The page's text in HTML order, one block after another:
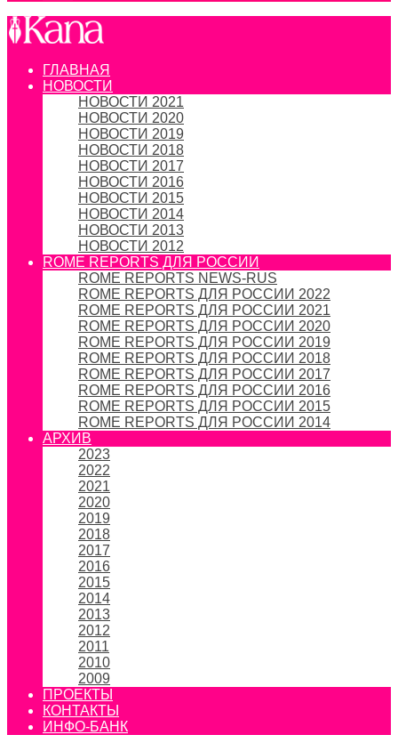
ГЛАВНАЯ
НОВОСТИ
НОВОСТИ 2021
НОВОСТИ 2020
НОВОСТИ 2019
НОВОСТИ 2018
НОВОСТИ 2017
НОВОСТИ 2016
НОВОСТИ 2015
НОВОСТИ 2014
НОВОСТИ 2013
НОВОСТИ 2012
ROME REPORTS ДЛЯ РОССИИ
ROME REPORTS NEWS-RUS
ROME REPORTS ДЛЯ РОССИИ 2022
ROME REPORTS ДЛЯ РОССИИ 2021
ROME REPORTS ДЛЯ РОССИИ 2020
ROME REPORTS ДЛЯ РОССИИ 2019
ROME REPORTS ДЛЯ РОССИИ 2018
ROME REPORTS ДЛЯ РОССИИ 2017
ROME REPORTS ДЛЯ РОССИИ 2016
ROME REPORTS ДЛЯ РОССИИ 2015
ROME REPORTS ДЛЯ РОССИИ 2014
АРХИВ
2023
2022
2021
2020
2019
2018
2017
2016
2015
2014
2013
2012
2011
2010
2009
ПРОЕКТЫ
КОНТАКТЫ
ИНФО-БАНК